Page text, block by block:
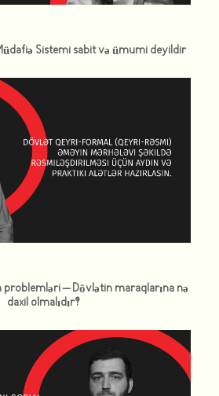
Sistemi sabit və ümumi deyildir
– Dövlətin maraqlarına nə
daxil olmalıdır?